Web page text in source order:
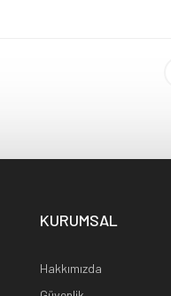
KURUMSAL
Hakkımızda